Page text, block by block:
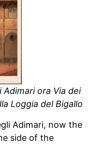
ora Via dei
Loggia del Bigallo
Adimari, now the
side of the